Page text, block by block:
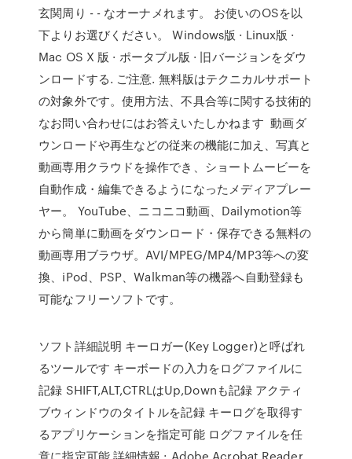
玄関周り - - なオーナメれます。 お使いのOSを以
下よりお選びください。 Windows版 · Linux版 ·
Mac OS X 版 · ポータブル版 · 旧バージョンをダウ
ンロードする. ご注意. 無料版はテクニカルサポート
の対象外です。使用方法、不具合等に関する技術的
なお問い合わせにはお答えいたしかねます 動画ダ
ウンロードや再生などの従来の機能に加え、写真と
動画専用クラウドを操作でき、ショートムービーを
自動作成・編集できるようになったメディアプレー
ヤー。 YouTube、ニコニコ動画、Dailymotion等
から簡単に動画をダウンロード・保存できる無料の
動画専用ブラウザ。AVI/MPEG/MP4/MP3等への変
換、iPod、PSP、Walkman等の機器へ自動登録も
可能なフリーソフトです。
ソフト詳細説明 キーロガー(Key Logger)と呼ばれ
るツールです キーボードの入力をログファイルに
記録 SHIFT,ALT,CTRLはUp,Downも記録 アクティ
ブウィンドウのタイトルを記録 キーログを取得す
るアプリケーションを指定可能 ログファイルを任
意に指定可能 詳細情報 : Adobe Acrobat Reader